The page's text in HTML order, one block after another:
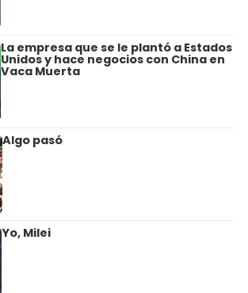
La empresa que se le plantó a Estados
Unidos y hace negocios con China en
Vaca Muerta
Algo pasó
Yo, Milei